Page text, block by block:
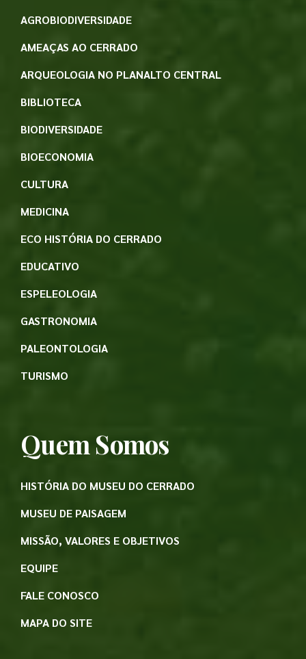
AGROBIODIVERSIDADE
AMEAÇAS AO CERRADO
ARQUEOLOGIA NO PLANALTO CENTRAL
BIBLIOTECA
BIODIVERSIDADE
BIOECONOMIA
CULTURA
MEDICINA
ECO HISTÓRIA DO CERRADO
EDUCATIVO
ESPELEOLOGIA
GASTRONOMIA
PALEONTOLOGIA
TURISMO
Quem Somos
HISTÓRIA DO MUSEU DO CERRADO
MUSEU DE PAISAGEM
MISSÃO, VALORES E OBJETIVOS
EQUIPE
FALE CONOSCO
MAPA DO SITE